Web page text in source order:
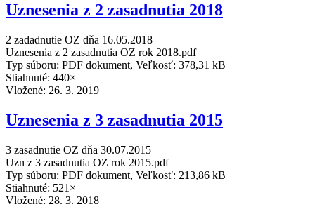
Uznesenia z 2 zasadnutia 2018
2 zadadnutie OZ dňa 16.05.2018
Uznesenia z 2 zasadnutia OZ rok 2018.pdf
Typ súboru: PDF dokument, Veľkosť: 378,31 kB
Stiahnuté: 440×
Vložené: 26. 3. 2019
Uznesenia z 3 zasadnutia 2015
3 zasadnutie OZ dňa 30.07.2015
Uzn z 3 zasadnutia OZ rok 2015.pdf
Typ súboru: PDF dokument, Veľkosť: 213,86 kB
Stiahnuté: 521×
Vložené: 28. 3. 2018